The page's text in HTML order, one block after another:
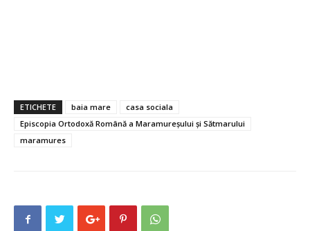
ETICHETE baia mare
casa sociala
Episcopia Ortodoxă Română a Maramureşului şi Sătmarului
maramures